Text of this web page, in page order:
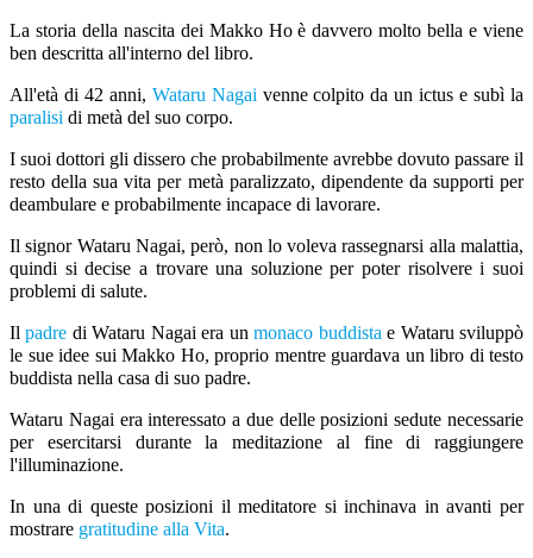
La storia della nascita dei Makko Ho è davvero molto bella e viene
ben descritta all'interno del libro.
All'età di 42 anni, Wataru Nagai venne colpito da un ictus e subì la
paralisi di metà del suo corpo.
I suoi dottori gli dissero che probabilmente avrebbe dovuto passare il
resto della sua vita per metà paralizzato, dipendente da supporti per
deambulare e probabilmente incapace di lavorare.
Il signor Wataru Nagai, però, non lo voleva rassegnarsi alla malattia,
quindi si decise a trovare una soluzione per poter risolvere i suoi
problemi di salute.
Ilpadre di Wataru Nagai era unmonaco buddista e Wataru sviluppò
le sue idee sui Makko Ho, proprio mentre guardava un libro di testo
buddista nella casa di suo padre.
Wataru Nagai era interessato a due delle posizioni sedute necessarie
per esercitarsi durante la meditazione al fine di raggiungere
l'illuminazione.
In una di queste posizioni il meditatore si inchinava in avanti per
mostrare gratitudine alla Vita.